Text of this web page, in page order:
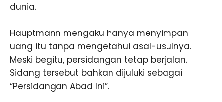
dunia.
Hauptmann mengaku hanya menyimpan
uang itu tanpa mengetahui asal-usulnya.
Meski begitu, persidangan tetap berjalan.
Sidang tersebut bahkan dijuluki sebagai
“Persidangan Abad Ini”.